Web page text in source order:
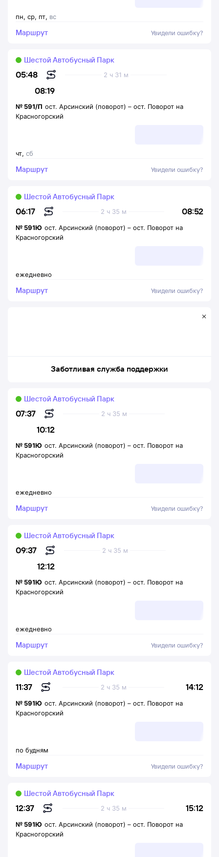
пн, ср, пт, вс
Маршрут Увидели ошибку?
05:48
08:19
2 ч 31 м
Шестой Автобусный Парк
чт, сб
№ 591/П ост. Арсинский (поворот) – ост. Поворот на
Красногорский
Маршрут Увидели ошибку?
06:17 08:52
2 ч 35 м
Шестой Автобусный Парк
ежедневно
№ 591Ю ост. Арсинский (поворот) – ост. Поворот на
Красногорский
Маршрут Увидели ошибку?
Заботливая служба поддержки
07:37
10:12
2 ч 35 м
Шестой Автобусный Парк
ежедневно
№ 591Ю ост. Арсинский (поворот) – ост. Поворот на
Красногорский
Маршрут Увидели ошибку?
09:37
12:12
2 ч 35 м
Шестой Автобусный Парк
ежедневно
№ 591Ю ост. Арсинский (поворот) – ост. Поворот на
Красногорский
Маршрут Увидели ошибку?
11:37 14:12
2 ч 35 м
Шестой Автобусный Парк
по будням
№ 591Ю ост. Арсинский (поворот) – ост. Поворот на
Красногорский
Маршрут Увидели ошибку?
12:37 15:12
2 ч 35 м
Шестой Автобусный Парк
№ 591Ю ост. Арсинский (поворот) – ост. Поворот на
Красногорский